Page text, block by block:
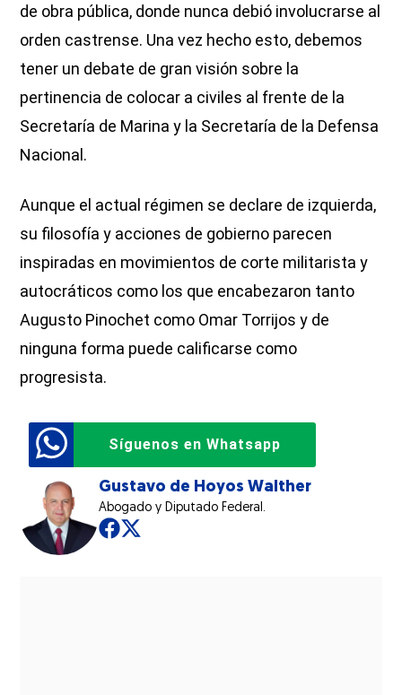
de obra pública, donde nunca debió involucrarse al
orden castrense. Una vez hecho esto, debemos
tener un debate de gran visión sobre la
pertinencia de colocar a civiles al frente de la
Secretaría de Marina y la Secretaría de la Defensa
Nacional.
Aunque el actual régimen se declare de izquierda,
su filosofía y acciones de gobierno parecen
inspiradas en movimientos de corte militarista y
autocráticos como los que encabezaron tanto
Augusto Pinochet como Omar Torrijos y de
ninguna forma puede calificarse como
progresista.
Síguenos en Whatsapp
Gustavo de Hoyos Walther
Abogado y Diputado Federal.
Opens in new window